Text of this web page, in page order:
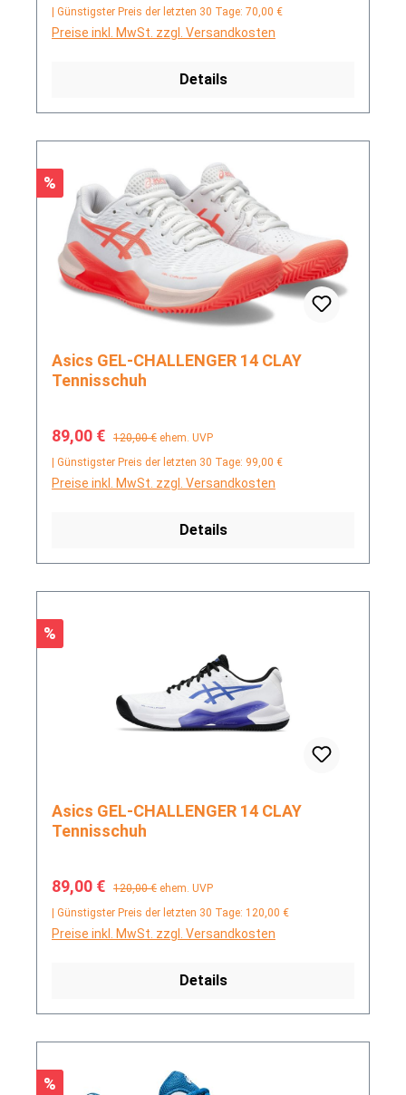
| Günstigster Preis der letzten 30 Tage: 70,00 €
Preise inkl. MwSt. zzgl. Versandkosten
Details
Rabatt
%
Asics GEL-CHALLENGER 14 CLAY
Tennisschuh
Verkaufspreis:
89,00 € Regulärer Preis:
120,00 € ehem. UVP
| Günstigster Preis der letzten 30 Tage: 99,00 €
Preise inkl. MwSt. zzgl. Versandkosten
Details
Rabatt
%
Asics GEL-CHALLENGER 14 CLAY
Tennisschuh
Verkaufspreis:
89,00 € Regulärer Preis:
120,00 € ehem. UVP
| Günstigster Preis der letzten 30 Tage: 120,00 €
Preise inkl. MwSt. zzgl. Versandkosten
Details
Rabatt
%